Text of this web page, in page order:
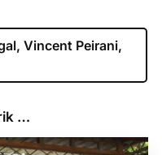
Vincent Peirani,
…